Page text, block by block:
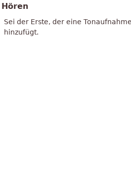
Hören
Sei der Erste, der eine
hinzufügt.